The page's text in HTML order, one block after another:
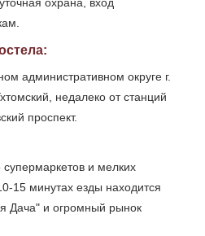
охрана, вход
административном округе г.
недалеко от станций
проспект.
и мелких
15 минутах езды находится
Дача" и огромный рынок